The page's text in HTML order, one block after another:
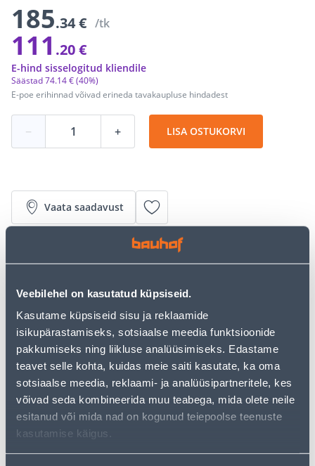
Veebilehel on kasutatud küpsiseid.
Kasutame küpsiseid sisu ja reklaamide
isikupärastamiseks, sotsiaalse meedia funktsioonide
pakkumiseks ning liikluse analüüsimiseks. Edastame
teavet selle kohta, kuidas meie saiti kasutate, ka oma
sotsiaalse meedia, reklaami- ja analüüsipartneritele, kes
võivad seda kombineerida muu teabega, mida olete neile
esitanud või mida nad on kogunud teiepoolse teenuste
kasutamise käigus.
185.34 € /tk
111 .20 €
E-poe erihinnad võivad erineda tavakaupluse hindadest
Säästad74.14 €(40%)
E-hind sisselogitud kliendile
− + LISA OSTUKORVI
Vaata saadavust
• 14-päevane tagastusõigus.
Sissemakse Maksed
Kuumakse 30 .89 €